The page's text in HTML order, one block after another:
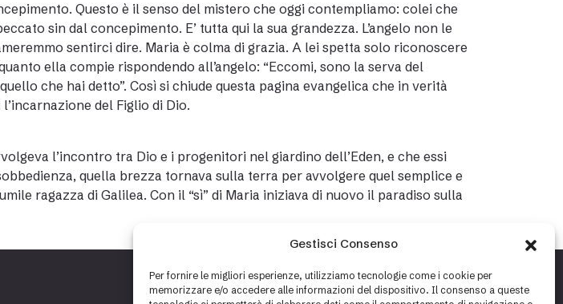
Gestisci Consenso
Per fornire le migliori esperienze, utilizziamo tecnologie come i cookie per
memorizzare e/o accedere alle informazioni del dispositivo. Il consenso a queste
Questo è il senso del mistero che oggi contempliamo: colei che
sin dal concepimento. E’ tutta qui la sua grandezza. L’angelo non le
sentirci dire. Maria è colma di grazia. A lei spetta solo riconoscere
ella compie rispondendo all’angelo: “Eccomi, sono la serva del
che hai detto”. Così si chiude questa pagina evangelica che in verità
del Figlio di Dio.
l’incontro tra Dio e i progenitori nel giardino dell’Eden, e che essi
quella brezza tornava sulla terra per avvolgere quel semplice e
ragazza di Galilea. Con il “sì” di Maria iniziava di nuovo il paradiso sulla